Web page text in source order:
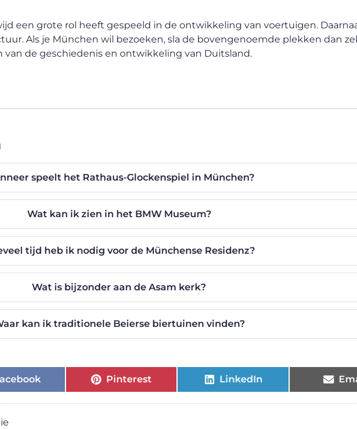
een grote rol heeft gespeeld in de ontwikkeling van voertuigen.
Als je München wil bezoeken, sla de bovengenoemde plekken dan
van de geschiedenis en ontwikkeling van Duitsland.
speelt het Rathaus-Glockenspiel in München?
Wat kan ik zien in het BMW Museum?
tijd heb ik nodig voor de Münchense Residenz?
Wat is bijzonder aan de Asam kerk?
kan ik traditionele Beierse biertuinen vinden?
Pinterest LinkedIn